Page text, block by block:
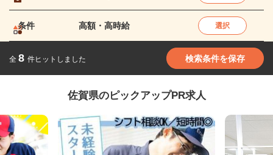
条件 高額・高時給 選択
全 8 件ヒットしました 検索条件を保存
佐賀県のピックアップPR求人